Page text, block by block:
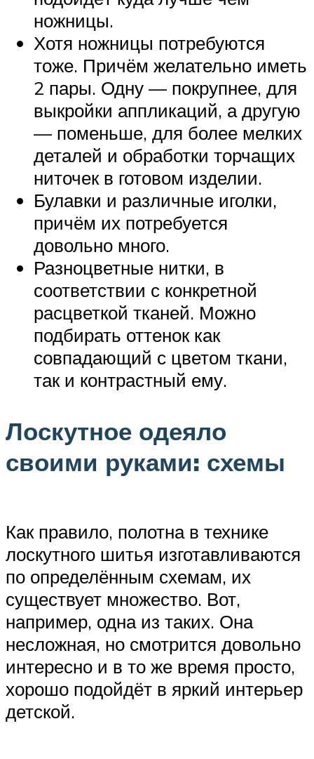
ножницы.
Хотя ножницы потребуются
тоже. Причём желательно иметь
2 пары. Одну — покрупнее, для
выкройки аппликаций, а другую
— поменьше, для более мелких
деталей и обработки торчащих
ниточек в готовом изделии.
Булавки и различные иголки,
причём их потребуется
довольно много.
Разноцветные нитки, в
соответствии с конкретной
расцветкой тканей. Можно
подбирать оттенок как
совпадающий с цветом ткани,
так и контрастный ему.
Лоскутное одеяло
своими руками: схемы
Как правило, полотна в технике
лоскутного шитья изготавливаются
по определённым схемам, их
существует множество. Вот,
например, одна из таких. Она
несложная, но смотрится довольно
интересно и в то же время просто,
хорошо подойдёт в яркий интерьер
детской.